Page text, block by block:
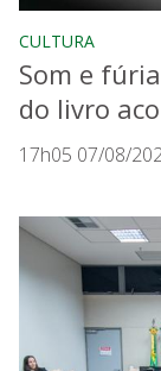
CULTURA
Som e
do livro
17h05 07/08/